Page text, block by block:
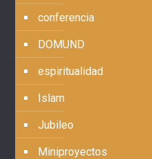
conferencia
DOMUND
espiritualidad
Islam
Jubileo
Miniproyectos